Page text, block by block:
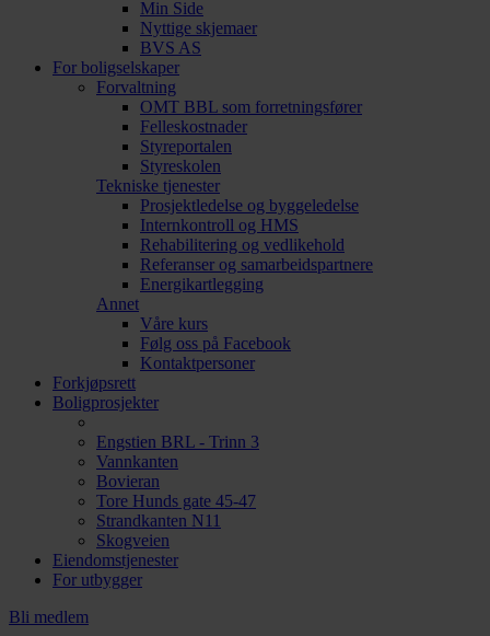
Min Side
Nyttige skjemaer
BVS AS
For boligselskaper
Forvaltning
OMT BBL som forretningsfører
Felleskostnader
Styreportalen
Styreskolen
Tekniske tjenester
Prosjektledelse og byggeledelse
Internkontroll og HMS
Rehabilitering og vedlikehold
Referanser og samarbeidspartnere
Energikartlegging
Annet
Våre kurs
Følg oss på Facebook
Kontaktpersoner
Forkjøpsrett
Boligprosjekter
Engstien BRL - Trinn 3
Vannkanten
Bovieran
Tore Hunds gate 45-47
Strandkanten N11
Skogveien
Eiendomstjenester
For utbygger
Bli medlem